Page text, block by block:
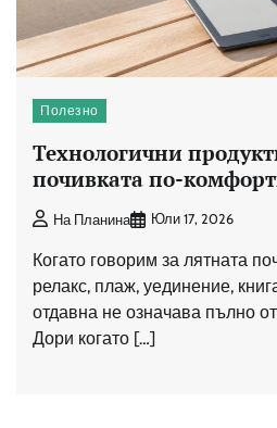
Полезно
Технологични
почивката по-
На Планина Юли 17, 2026
Когато говорим за лятната
релакс, плаж, уединение,
отдавна не означава пълно
Дори когато […]